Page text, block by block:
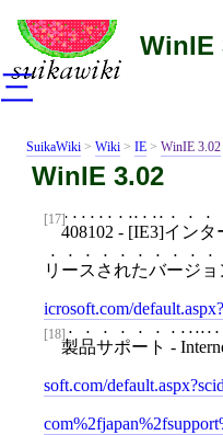
WinIE
SuikaWiki > Wiki > IE > WinIE 3.02
WinIE 3.02
[17]
408102 - [IE3]イン
リースされたバージ
icrosoft.com/
[18]
製品サポート -
soft.com/
三